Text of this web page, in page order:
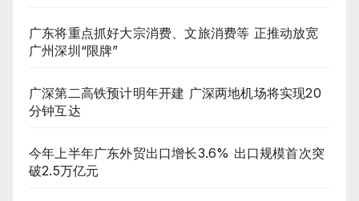
广东将重点抓好大宗消费、文旅消费等 正推动放宽
广州深圳“限牌”
广深第二高铁预计明年开建 广深两地机场将实现20
分钟互达
今年上半年广东外贸出口增长3.6% 出口规模首次突
破2.5万亿元